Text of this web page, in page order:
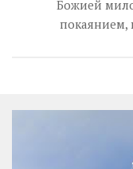
Божией
покаянием,